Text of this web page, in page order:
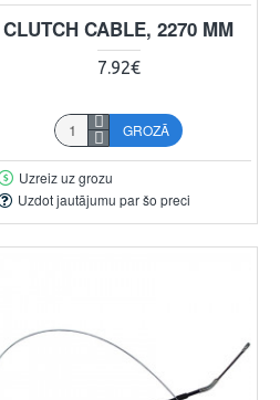
CLUTCH CABLE, 2270 MM
7.92€
GROZĀ
Uzreiz uz grozu
Uzdot jautājumu par šo preci